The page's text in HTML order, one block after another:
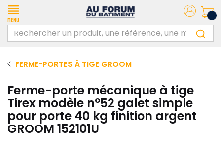
Menu
FERME-PORTES À TIGE GROOM
Ferme-porte mécanique à tige
Tirex modèle n°52 galet simple
pour porte 40 kg finition argent
GROOM 152101U